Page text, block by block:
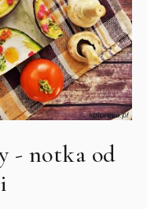
- notka od